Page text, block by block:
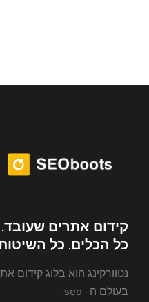
קידום אתרים שעובד.
כל הכלים. כל
נטוורקינג הוא בלוג
בעולם ה- seo.